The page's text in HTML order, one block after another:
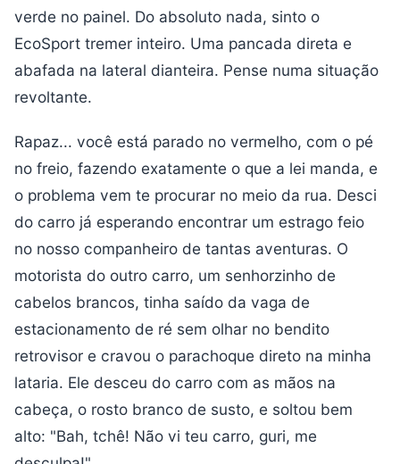
verde no painel. Do absoluto nada, sinto o
EcoSport tremer inteiro. Uma pancada direta e
abafada na lateral dianteira. Pense numa situação
revoltante.
Rapaz... você está parado no vermelho, com o pé
no freio, fazendo exatamente o que a lei manda, e
o problema vem te procurar no meio da rua. Desci
do carro já esperando encontrar um estrago feio
no nosso companheiro de tantas aventuras. O
motorista do outro carro, um senhorzinho de
cabelos brancos, tinha saído da vaga de
estacionamento de ré sem olhar no bendito
retrovisor e cravou o parachoque direto na minha
lataria. Ele desceu do carro com as mãos na
cabeça, o rosto branco de susto, e soltou bem
alto: "Bah, tchê! Não vi teu carro, guri, me